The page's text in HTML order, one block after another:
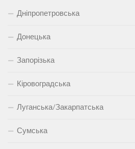
Дніпропетровська
Донецька
Запорізька
Кіровоградська
Луганська/Закарпатська
Сумська